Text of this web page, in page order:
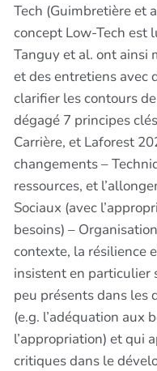
Tech (Guimbretière et
concept Low-Tech est
Tanguy et al. ont ainsi
et des entretiens avec
clarifier les contours
dégagé 7 principes
Carrière, et Laforest
changements –
ressources, et
Sociaux (avec
besoins) –
contexte, la résilience
insistent en particulier
peu présents dans les
(e.g. l’adéquation aux
l’appropriation) et qui
critiques dans le